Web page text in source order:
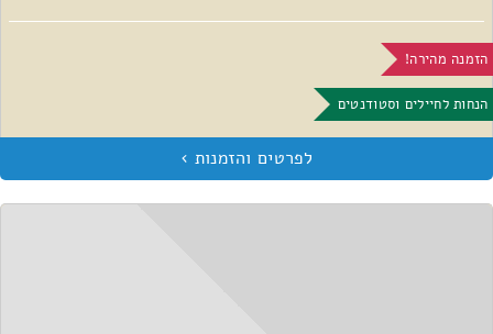
הזמנה מהירה!
הנחות לחיילים וסטודנטים